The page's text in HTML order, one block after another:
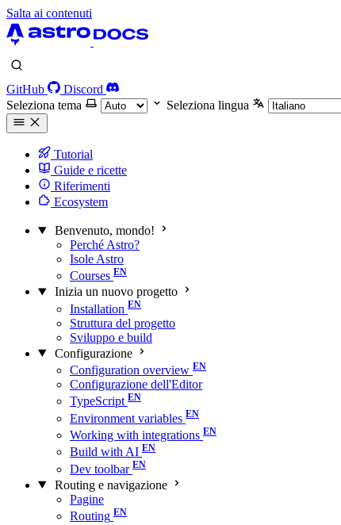
Salta ai contenuti
GitHub
Discord
Seleziona tema
Seleziona lingua
Tutorial
Guide e ricette
Riferimenti
Ecosystem
Benvenuto, mondo!
Perché Astro?
Isole Astro
Courses
Inizia un nuovo progetto
Installation
Struttura del progetto
Sviluppo e build
Configurazione
Configuration overview
Configurazione dell'Editor
TypeScript
Environment variables
Working with integrations
Build with AI
Dev toolbar
Routing e navigazione
Pagine
Routing